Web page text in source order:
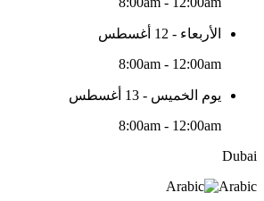
الأربعاء - 12 أغسطس
8:00am - 12:00am
يوم الخميس - 13 أغسطس
8:00am - 12:00am
Dubai
Arabic